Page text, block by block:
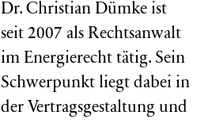
Dr. Christian Dümke ist
seit 2007 als Rechtsanwalt
im Energierecht tätig. Sein
Schwerpunkt liegt dabei in
der Vertragsgestaltung und